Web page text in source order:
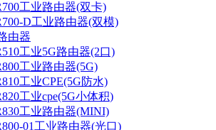
工业路由器(双卡)
D工业路由器(双模)
由器
工业5G路由器(2口)
工业路由器(5G)
工业CPE(5G防水)
工业cpe(5G小体积)
工业路由器(MINI)
01工业路由器(光口)